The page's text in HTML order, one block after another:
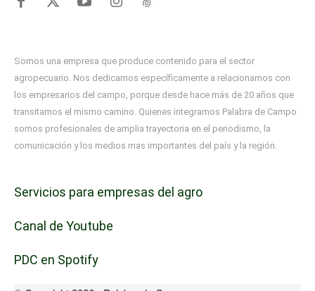
Somos una empresa que produce contenido para el sector
agropecuario. Nos dedicamos específicamente a relacionarnos con
los empresarios del campo, porque desde hace más de 20 años que
transitamos el mismo camino. Quienes integramos Palabra de Campo
somos profesionales de amplia trayectoria en el periodismo, la
comunicación y los medios mas importantes del país y la región.
Servicios para empresas del agro
Canal de Youtube
PDC en Spotify